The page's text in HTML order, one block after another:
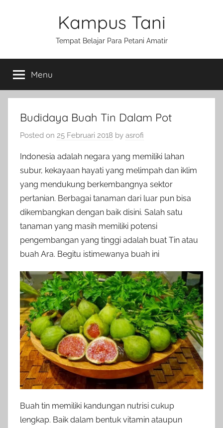
Kampus Tani
Tempat Belajar Para Petani Amatir
Menu
Budidaya Buah Tin Dalam Pot
Posted on 25 Februari 2018 by asrofi
Indonesia adalah negara yang memiliki lahan
subur, kekayaan hayati yang melimpah dan iklim
yang mendukung berkembangnya sektor
pertanian. Berbagai tanaman dari luar pun bisa
dikembangkan dengan baik disini. Salah satu
tanaman yang masih memiliki potensi
pengembangan yang tinggi adalah buat Tin atau
buah Ara. Begitu istimewanya buah ini
Buah tin memiliki kandungan nutrisi cukup
lengkap. Baik dalam bentuk vitamin ataupun